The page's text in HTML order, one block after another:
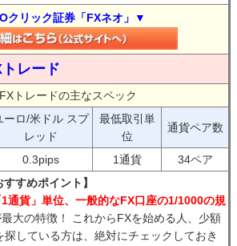
クリック証券「FXネオ」▼
レード
トレードの主なスペック
ーロ/米ドル スプ
レッド
最低取引単
位
通貨ペア数
0.3pips 1通貨
34ペア
すめポイント】
1通貨」単位、一般的なFX口座の1/1000の規
大の特徴！ これからFXを始める人、少額
している方は、絶対にチェックしておき